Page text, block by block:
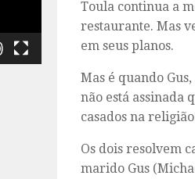
Toula continua a
restaurante. Mas
em seus planos.
Mas é quando
não está assinada
casados na
Os dois resolvem
marido Gus